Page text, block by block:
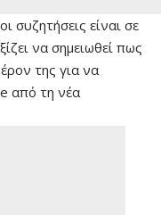
συζητήσεις είναι σε
να σημειωθεί πως
της για να
από τη νέα